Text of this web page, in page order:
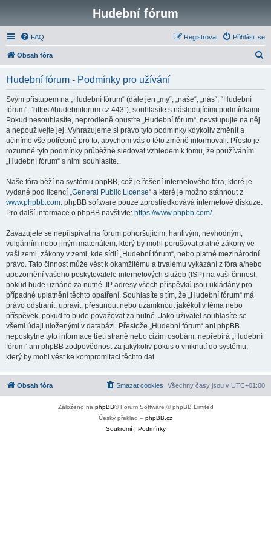
Hudební fórum
FAQ Přihlásit se
Registrovat
Obsah fóra
Hudební fórum - Podmínky pro užívání
Svým přístupem na „Hudební fórum“ (dále jen „my“, „naše“, „nás“, “Hudební
fórum”, “https://hudebniforum.cz:443”), souhlasíte s následujícími podmínkami.
Pokud nesouhlasíte, neprodleně opusťte „Hudební fórum“, nevstupujte na něj
a nepoužívejte jej. Vyhrazujeme si právo tyto podmínky kdykoliv změnit a
učiníme vše potřebné pro to, abychom vás o této změně informovali. Přesto je
rozumné tyto podmínky průběžně sledovat vzhledem k tomu, že používáním
„Hudební fórum“ s nimi souhlasíte.
Naše fóra běží na systému phpBB, což je řešení internetového fóra, které je
vydané pod licencí „General Public License“ a které je možno stáhnout z
www.phpbb.com. phpBB software pouze zprostředkovává internetové diskuze.
Pro další informace o phpBB navštivte: https://www.phpbb.com/.
Zavazujete se nepřispívat na fórum pohoršujícím, hanlivým, nevhodným,
vulgárním nebo jiným materiálem, který by mohl porušovat platné zákony ve
vaší zemi, zákony v zemi, kde sídlí „Hudební fórum“, nebo platné mezinárodní
právo. Tato činnost může vést k okamžitému a trvalému vykázání z fóra a/nebo
upozornění vašeho poskytovatele internetových služeb (ISP) na vaši činnost,
pokud bude uznáno za nutné. IP adresy všech příspěvků jsou ukládány pro
případné uplatnění těchto opatření. Souhlasíte s tím, že „Hudební fórum“ má
právo odstranit, upravit, přesunout nebo uzamknout jakékoliv téma nebo
příspěvek, pokud to bude považovat za nutné. Jako uživatel souhlasíte se
všemi údaji uloženými v databázi. Přestože „Hudební fórum“ ani phpBB
neposkytne tyto informace třetí straně nebo cizím osobám, nepřebírá „Hudební
fórum“ ani phpBB zodpovědnost za jakýkoliv pokus o vniknutí do systému,
který by mohl vést ke kompromitaci těchto dat.
Obsah fóra Všechny časy jsou v UTC+01:00
Smazat cookies
Založeno na phpBB® Forum Software © phpBB Limited
Český překlad – phpBB.cz
Soukromí| Podmínky